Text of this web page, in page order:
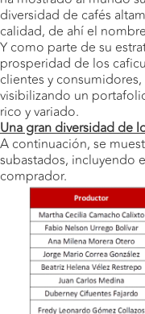
diversidad de cafés
calidad, de ahí el
Y como parte de su
prosperidad de los
clientes y
visibilizando un
rico y variado.
Una gran diversidad de
A continuación, se
subastados, incluyendo
comprador.